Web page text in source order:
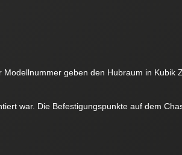
geben den Hubraum in Kubik
war. Die Befestigungspunkte auf dem